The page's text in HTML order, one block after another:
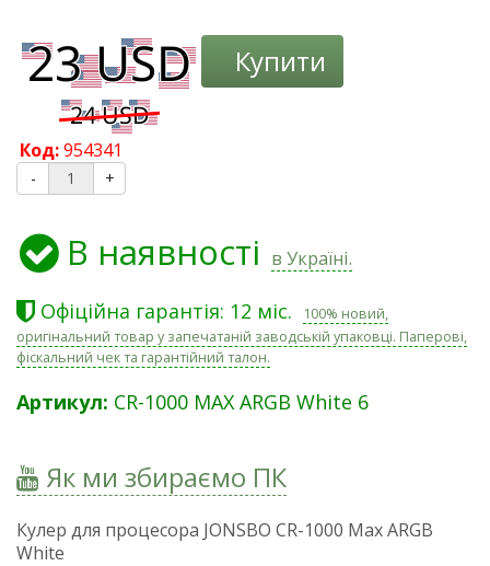
Купити
Код:954341
- +
В наявності в Україні.
Офіційна гарантія: 12 міс.
100% новий,
оригінальний товар у запечатаній заводській упаковці. Паперові,
фіскальний чек та гарантійний талон.
Артикул: CR-1000 MAX ARGB White 6
Як ми збираємо ПК
Кулер для процесора JONSBO CR-1000 Max ARGB
White